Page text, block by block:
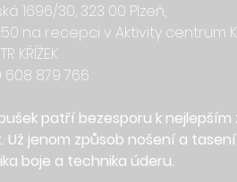
1696/30, 323 00 Plzeň,
na recepci v Aktivity centrum
KŘÍŽEK
608 879 766
patří bezesporu k
Už jenom způsob nošení a
boje a technika úderu.